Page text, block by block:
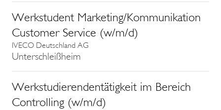
Werkstudent Marketing/Kommunikation
Customer Service (w/m/d)
IVECO Deutschland AG
Unterschleißheim
Werkstudierendentätigkeit im Bereich
Controlling (w/m/d)